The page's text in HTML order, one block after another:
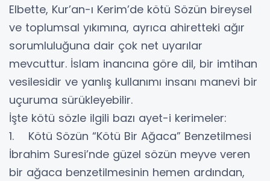
Elbette, Kur’an-ı Kerim’de kötü Sözün bireysel
ve toplumsal yıkımına, ayrıca ahiretteki ağır
sorumluluğuna dair çok net uyarılar
mevcuttur. İslam inancına göre dil, bir imtihan
vesilesidir ve yanlış kullanımı insanı manevi bir
uçuruma sürükleyebilir.
İşte kötü sözle ilgili bazı ayet-i kerimeler:
1. Kötü Sözün “Kötü Bir Ağaca” Benzetilmesi
İbrahim Suresi’nde güzel sözün meyve veren
bir ağaca benzetilmesinin hemen ardından,